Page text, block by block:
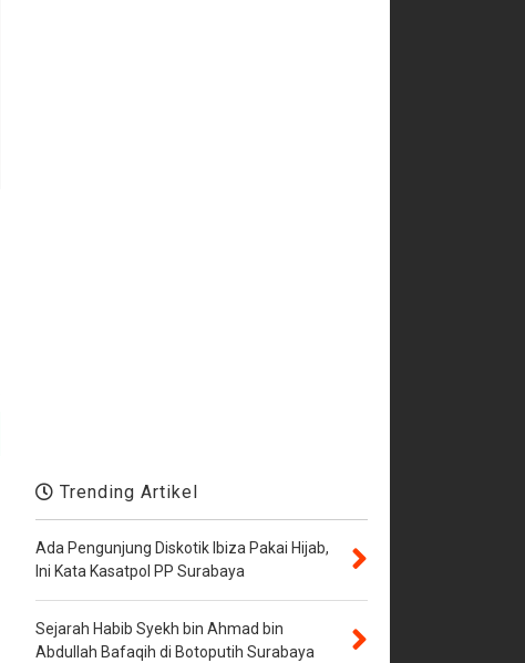
Trending Artikel
Ada Pengunjung Diskotik Ibiza Pakai Hijab,
Ini Kata Kasatpol PP Surabaya
Sejarah Habib Syekh bin Ahmad bin
Abdullah Bafaqih di Botoputih Surabaya